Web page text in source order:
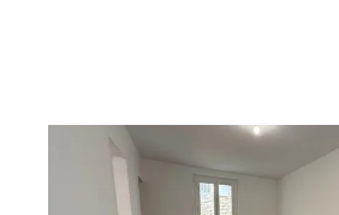
CHARTRES 28
35,93 m 2
, 2 pièces
Ref : 28451